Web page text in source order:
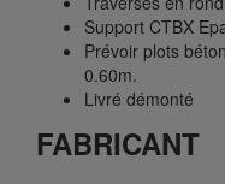
Support CTBX
Prévoir plots
0.60m.
Livré démonté
FABRICANT